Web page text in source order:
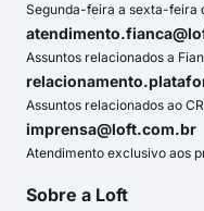
Segunda-feira a sexta-feira
Assuntos relacionados a
Assuntos relacionados ao
imprensa@loft.com.br
Atendimento exclusivo aos
Sobre a Loft